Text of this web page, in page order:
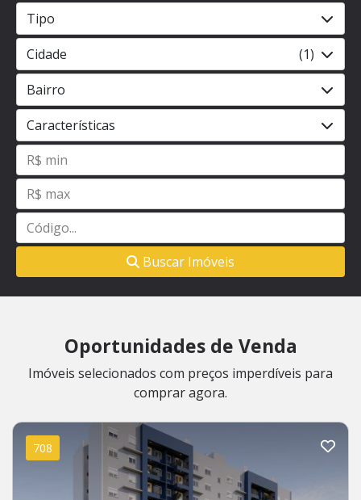
Tipo
Cidade
(1)
Bairro
Características
Buscar Imóveis
Oportunidades de Venda
Imóveis selecionados com preços imperdíveis para
comprar agora.
708